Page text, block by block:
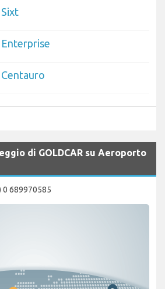
Sixt
Enterprise
Centauro
di GOLDCAR su Aeroporto
0 689970585